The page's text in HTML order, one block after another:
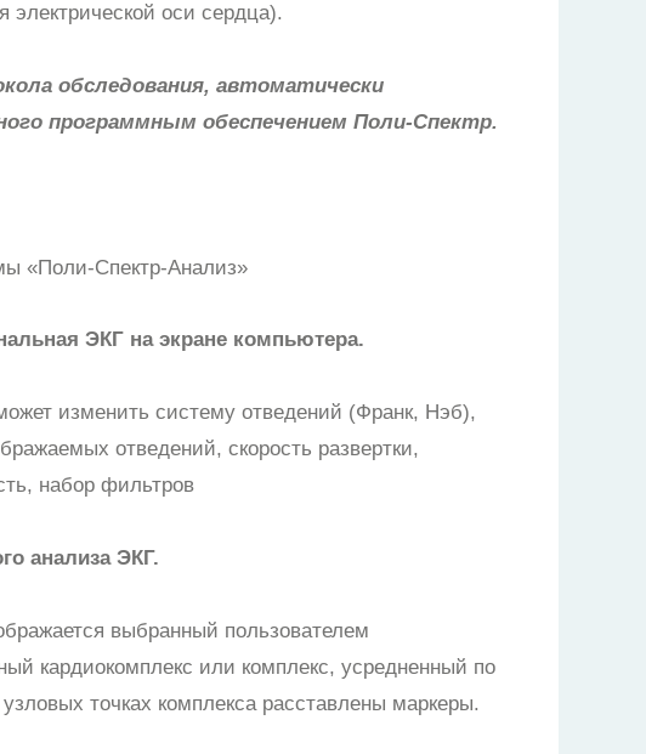
электрической оси сердца).
обследования, автоматически
программным обеспечением Поли-Спектр.
«Поли-Спектр-Анализ»
ЭКГ на экране компьютера.
изменить систему отведений (Франк, Нэб),
отведений, скорость развертки,
набор фильтров
анализа ЭКГ.
выбранный пользователем
кардиокомплекс или комплекс, усредненный по
точках комплекса расставлены маркеры.